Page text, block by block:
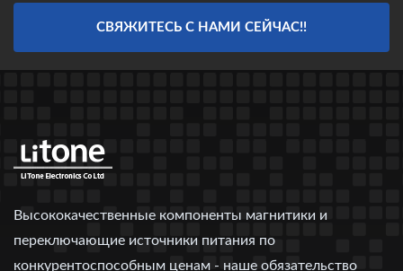
СВЯЖИТЕСЬ С НАМИ СЕЙЧАС!!
Высококачественные компоненты магнитики и
переключающие источники питания по
конкурентоспособным ценам - наше обязательство